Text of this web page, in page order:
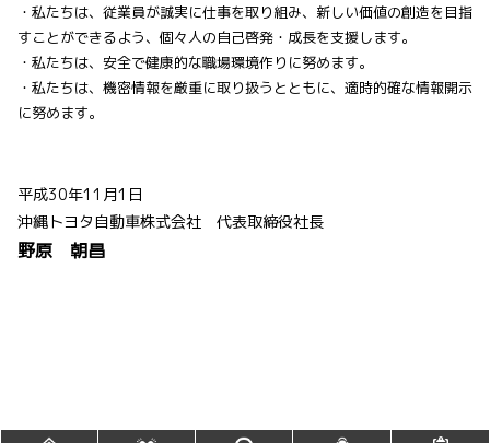
・私たちは、従業員が誠実に仕事を取り組み、新しい価値の創造を目指
すことができるよう、個々人の自己啓発・成長を支援します。
・私たちは、安全で健康的な職場環境作りに努めます。
・私たちは、機密情報を厳重に取り扱うとともに、適時的確な情報開示
に努めます。
平成30年11月1日
沖縄トヨタ自動車株式会社 代表取締役社長
野原 朝昌